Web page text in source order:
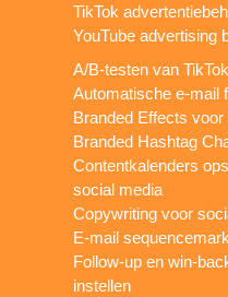
TikTok
YouTube advertising
A/B-testen van
Automatische e-mail
Branded Effects voor
Branded Hashtag
Contentkalenders
social media
Copywriting voor
E-mail
Follow-up en win-
instellen